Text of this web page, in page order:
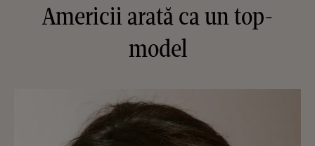
Americii arată ca un top-
model